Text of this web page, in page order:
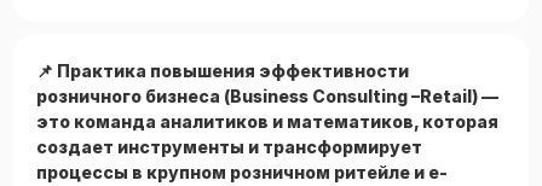
📌 Практика повышения эффективности
розничного бизнеса (Business Consulting –Retail) —
это команда аналитиков и математиков, которая
создает инструменты и трансформирует
процессы в крупном розничном ритейле и e-